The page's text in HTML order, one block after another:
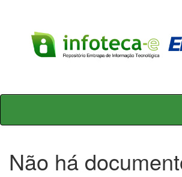
Skip
Não há